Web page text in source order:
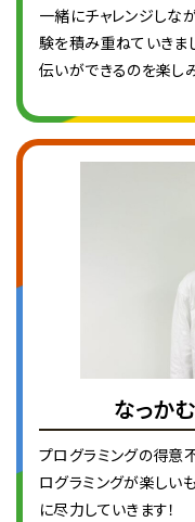
一緒にチャレンジしな
験を積み重ねていきま
伝いができるのを楽し
なっか
プログラミングの得意
ログラミングが楽しい
に尽力していきます！